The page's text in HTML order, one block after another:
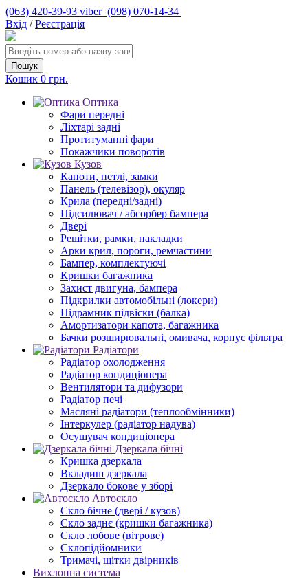
(063) 420-39-93 viber (098) 070-14-34
Вхід /Реєстрація
Кошик 0 грн.
Оптика
Фари передні
Ліхтарі задні
Протитуманні фари
Покажчики поворотів
Кузов
Капоти, петлі, замки
Панель (телевізор), окуляр
Крила (передні/задні)
Підсилювач / абсорбер бампера
Двері
Решітки, рамки, накладки
Арки крил, пороги, ремчастини
Бампер, комплектуючі
Кришки багажника
Захист двигуна, бампера
Підкрилки автомобільні (локери)
Підрамник підвіски (балка)
Амортизатори капота, багажника
Бачки розширювальні, омивача, корпус фільтра
Радіатори
Радіатор охолодження
Радіатор кондиціонера
Вентилятори та дифузори
Радіатор печі
Масляні радіатори (теплообмінники)
Інтеркулер (радіатор надува)
Осушувач кондиціонера
Дзеркала бічні
Кришка дзеркала
Вкладиш дзеркала
Дзеркало бокове у зборі
Автоскло
Скло бічне (двері / кузов)
Скло заднє (кришки багажника)
Скло лобове (вітрове)
Склопідйомники
Тримачі, щітки двірників
Вихлопна система